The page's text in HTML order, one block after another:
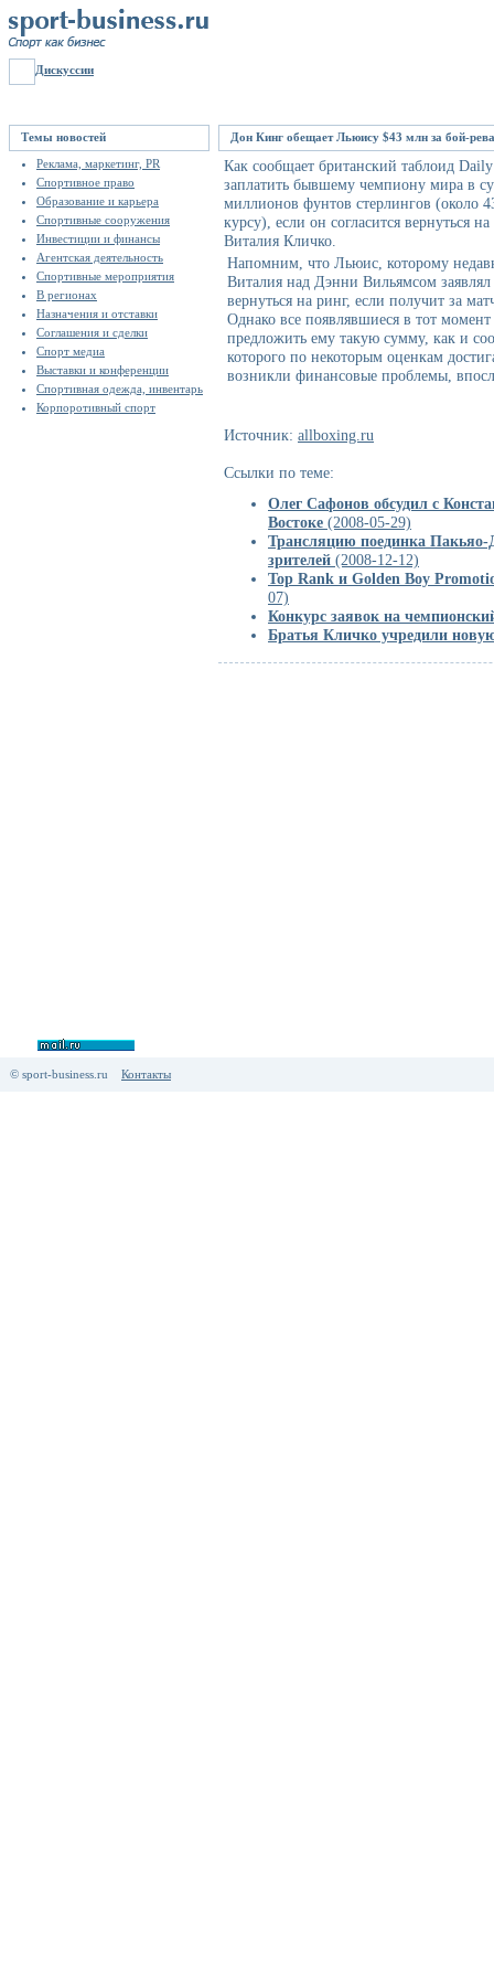
Дискуссии
Темы новостей
Реклама, маркетинг, PR
Спортивное право
Образование и карьера
Спортивные сооружения
Инвестиции и финансы
Агентская деятельность
Спортивные мероприятия
В регионах
Назначения и отставки
Соглашения и сделки
Спорт медиа
Выставки и конференции
Спортивная одежда, инвентарь
Корпоротивный спорт
Дон Кинг обещает Льюису $43 млн за бой-
Как сообщает британский таблоид
заплатить бывшему чемпиону мира в
миллионов фунтов стерлингов (около
курсу), если он согласится вернуться
Виталия Кличко.
Напомним, что Льюис, которому
Виталия над Дэнни Вильямсом
вернуться на ринг, если получит за
Однако все появлявшиеся в тот
предложить ему такую сумму, как и
которого по некоторым оценкам
возникли финансовые проблемы,
Источник: allboxing.ru
Ссылки по теме:
Олег Сафонов обсудил с
Востоке (2008-05-29)
Трансляцию поединка
зрителей (2008-12-12)
Top Rank и Golden Boy
07)
Конкурс заявок на
Братья Кличко учредили
© sport-business.ru Контакты